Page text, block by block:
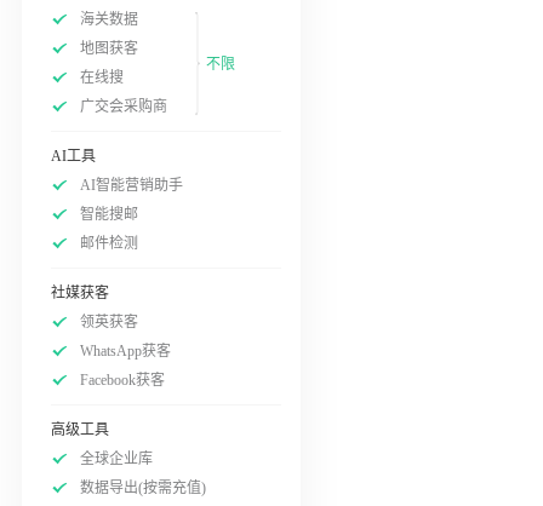
海关数据
地图获客
在线搜
广交会采购商
不限
AI工具
AI智能营销助手
智能搜邮
邮件检测
社媒获客
领英获客
WhatsApp获客
Facebook获客
高级工具
全球企业库
数据导出(按需充值)